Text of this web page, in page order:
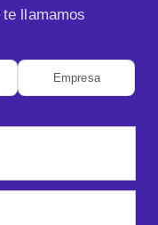
llamamos
Empresa